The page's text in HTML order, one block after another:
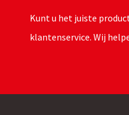
Kunt u het juiste
klantenservice. Wij